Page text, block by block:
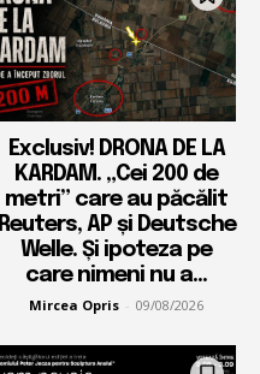
Exclusiv! DRONA DE LA
KARDAM. „Cei 200 de
metri” care au păcălit
Reuters, AP și Deutsche
Welle. Și ipoteza pe
care nimeni nu a...
Mircea Opris - 09/08/2026